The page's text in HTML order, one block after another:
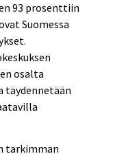
93 prosenttiin
Suomessa
osalta
täydennetään
tarkimman